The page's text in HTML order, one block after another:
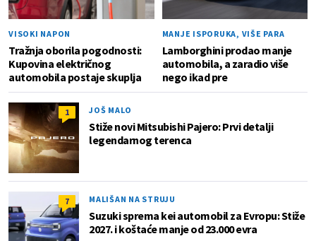
VISOKI NAPON
Tražnja oborila pogodnosti:
Kupovina električnog
automobila postaje skuplja
MANJE ISPORUKA, VIŠE PARA
Lamborghini prodao manje
automobila, a zaradio više
nego ikad pre
1 JOŠ MALO
Stiže novi Mitsubishi Pajero: Prvi detalji
legendarnog terenca
7 MALIŠAN NA STRUJU
Suzuki sprema kei automobil za Evropu: Stiže
2027. i koštaće manje od 23.000 evra